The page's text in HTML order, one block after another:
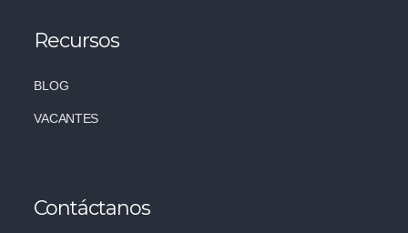
Recursos
BLOG
VACANTES
Contáctanos